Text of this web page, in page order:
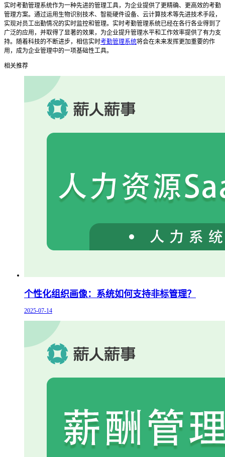
实时考勤管理系统作为一种先进的管理工具，为企业提供了更精确、更高效的考勤
管理方案。通过运用生物识别技术、智能硬件设备、云计算技术等先进技术手段，
实现对员工出勤情况的实时监控和管理。实时考勤管理系统已经在各行各业得到了
广泛的应用，并取得了显著的效果，为企业提升管理水平和工作效率提供了有力支
持。随着科技的不断进步，相信实时考勤管理系统将会在未来发挥更加重要的作
用，成为企业管理中的一项基础性工具。
相关推荐
个性化组织画像：系统如何支持非标管理？
2025-07-14